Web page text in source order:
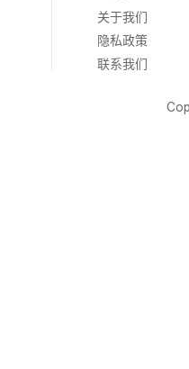
关于我们
隐私政策
联系我们